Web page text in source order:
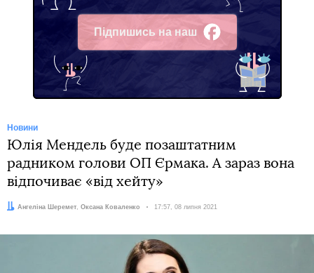
Підпишись на наш
Facebook
Новини
Юлія Мендель буде позаштатним
радником голови ОП Єрмака. А зараз вона
відпочиває «від хейту»
Автори:
Ангеліна Шеремет, Оксана Коваленко Дата:
17:57, 08 липня 2021